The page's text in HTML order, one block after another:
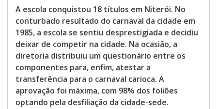
A escola conquistou 18 títulos em Niterói. No
conturbado resultado do carnaval da cidade em
1985, a escola se sentiu desprestigiada e decidiu
deixar de competir na cidade. Na ocasião, a
diretoria distribuiu um questionário entre os
componentes para, enfim, atestar a
transferência para o carnaval carioca. A
aprovação foi máxima, com 98% dos foliões
optando pela desfiliação da cidade-sede.